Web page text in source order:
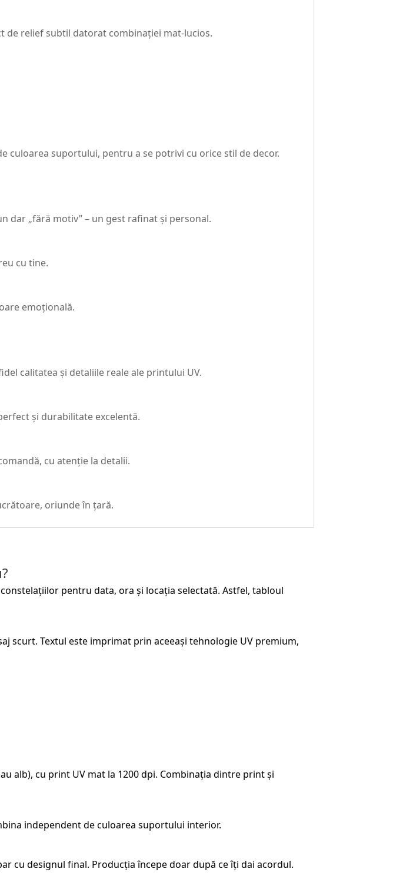
de relief subtil datorat combinației mat-lucios.
culoarea suportului, pentru a se potrivi cu orice stil de decor.
dar „fără motiv” – un gest rafinat și personal.
cu tine.
emoțională.
calitatea și detaliile reale ale printului UV.
și durabilitate excelentă.
cu atenție la detalii.
oriunde în țară.
pentru data, ora și locația selectată. Astfel, tabloul
scurt. Textul este imprimat prin aceeași tehnologie UV premium,
alb), cu print UV mat la 1200 dpi. Combinația dintre print și
independent de culoarea suportului interior.
cu designul final. Producția începe doar după ce îți dai acordul.